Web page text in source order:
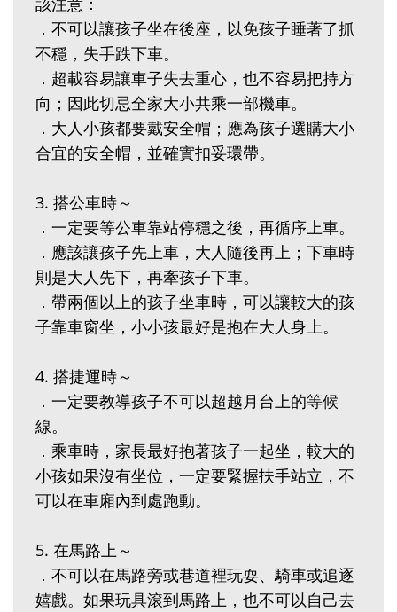
．不可以讓孩子坐在後座，以免孩子睡著了抓
不穩，失手跌下車。
．超載容易讓車子失去重心，也不容易把持方
向；因此切忌全家大小共乘一部機車。
．大人小孩都要戴安全帽；應為孩子選購大小
合宜的安全帽，並確實扣妥環帶。
3. 搭公車時～
．一定要等公車靠站停穩之後，再循序上車。
．應該讓孩子先上車，大人隨後再上；下車時
則是大人先下，再牽孩子下車。
．帶兩個以上的孩子坐車時，可以讓較大的孩
子靠車窗坐，小小孩最好是抱在大人身上。
4. 搭捷運時～
．一定要教導孩子不可以超越月台上的等候
線。
．乘車時，家長最好抱著孩子一起坐，較大的
小孩如果沒有坐位，一定要緊握扶手站立，不
可以在車廂內到處跑動。
5. 在馬路上～
．不可以在馬路旁或巷道裡玩耍、騎車或追逐
嬉戲。如果玩具滾到馬路上，也不可以自己去